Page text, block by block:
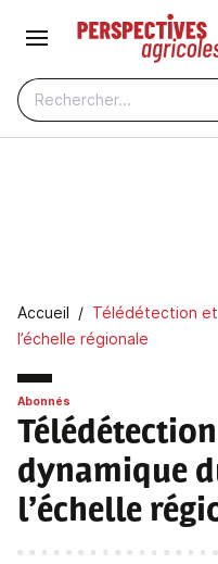
Aller au contenu principal
Rechercher...
Fil d'Ariane
Accueil
Télédétection et
l’échelle régionale
Abonnés
dynamique
l’échelle